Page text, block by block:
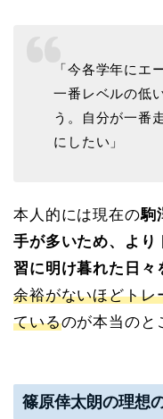
「今各学年にエ
一番レベルの低
う。自分が一番
にしたい」
本人的には現在の駒
手が多いため、より
習に明け暮れた日々
余裕がないほどトレ
ているのが本当のと
篠原倖太朗の理想